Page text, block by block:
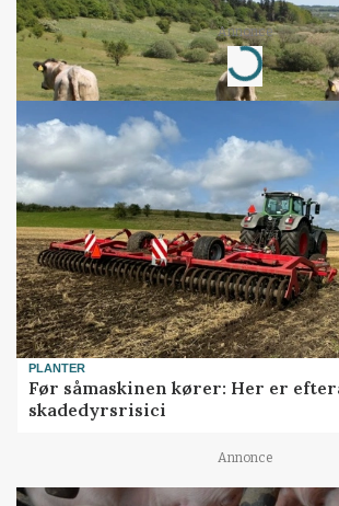
Annonce
Loading...
PLANTER
Før såmaskinen kører: Her er
skadedyrsrisici
Annonce